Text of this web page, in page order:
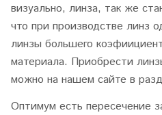
визуально, линза, так же
что при производстве линз
линзы большего
материала. Приобрести
можно на нашем сайте в
Оптимум есть пересечение